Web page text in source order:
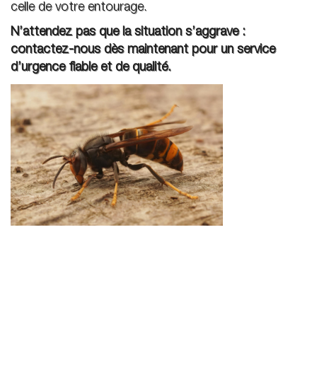
celle de votre entourage.
N’attendez pas que la situation s’aggrave :
contactez-nous dès maintenant pour un service
d’urgence fiable et de qualité.